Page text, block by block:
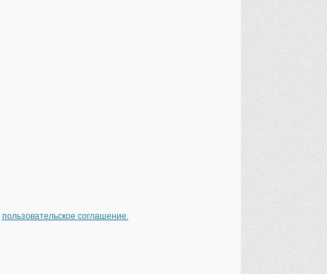
пользовательское соглашение.